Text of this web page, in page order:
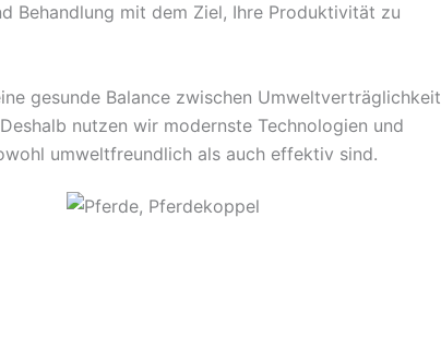
Behandlung mit dem Ziel, Ihre Produktivität zu
gesunde Balance zwischen Umweltverträglichkeit
nutzen wir modernste Technologien und
umweltfreundlich als auch effektiv sind.